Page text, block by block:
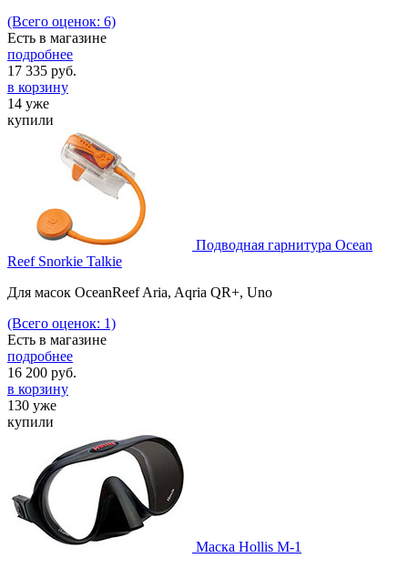
(Всего оценок: 6)
Есть в магазине
подробнее
17 335 руб.
в корзину
14 уже
купили
Подводная гарнитура Ocean
Reef Snorkie Talkie
Для масок OceanReef Aria, Aqria QR+, Uno
(Всего оценок: 1)
Есть в магазине
подробнее
16 200 руб.
в корзину
130 уже
купили
Маска Hollis M-1